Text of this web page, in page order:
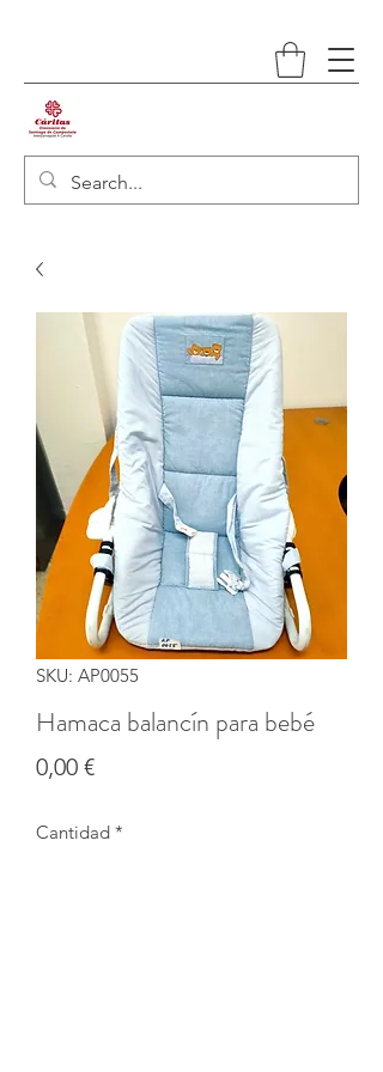
SKU: AP0055
Hamaca balancín para bebé
0,00 €Precio
Cantidad *